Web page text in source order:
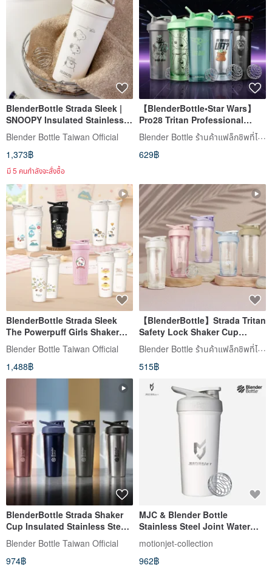
BlenderBottle Strada Sleek |
SNOOPY Insulated Stainless
Steel Water Bottle
Blender Bottle Taiwan Official
1,373฿
มี 5 คนกำลังจะสั่งซื้อ
【BlenderBottle•Star Wars】
Pro28 Tritan Professional
Shaker Cup 28oz/828ml
Blender Bottle ร้านค้าแฟล็กชิพที่ได้รับอนุญาตอย่างเป็นทางการ
629฿
BlenderBottle Strada Sleek
The Powerpuff Girls Shaker
Cup stainless steel Bottle
Blender Bottle Taiwan Official
1,488฿
【BlenderBottle】Strada Tritan
Safety Lock Shaker Cup
28oz/828ml
Blender Bottle ร้านค้าแฟล็กชิพที่ได้รับอนุญาตอย่างเป็นทางการ
515฿
BlenderBottle Strada Shaker
Cup Insulated Stainless Steel
Water Bottle 25oz
Blender Bottle Taiwan Official
974฿
MJC & Blender Bottle
Stainless Steel Joint Water
Bottle 24 oz - Fashion White
motionjet-collection
962฿